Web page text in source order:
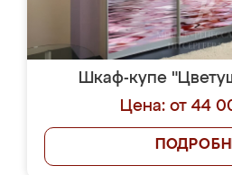
Шкаф-купе
Цена: от 44